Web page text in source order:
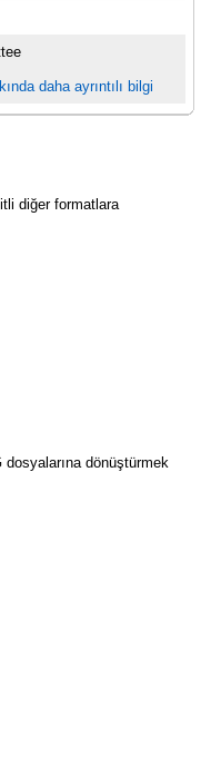
daha ayrıntılı bilgi
diğer formatlara
dönüştürmek